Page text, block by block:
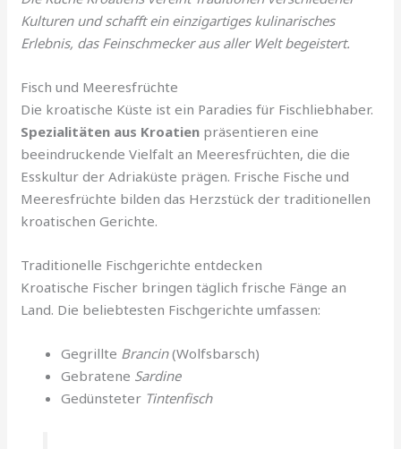
Kulturen und schafft ein einzigartiges kulinarisches
Erlebnis, das Feinschmecker aus aller Welt begeistert.
Fisch und Meeresfrüchte
Die kroatische Küste ist ein Paradies für Fischliebhaber.
Spezialitäten aus Kroatien präsentieren eine
beeindruckende Vielfalt an Meeresfrüchten, die die
Esskultur der Adriaküste prägen. Frische Fische und
Meeresfrüchte bilden das Herzstück der traditionellen
kroatischen Gerichte.
Traditionelle Fischgerichte entdecken
Kroatische Fischer bringen täglich frische Fänge an
Land. Die beliebtesten Fischgerichte umfassen:
Gegrillte Brancin(Wolfsbarsch)
Gebratene Sardine
Gedünsteter Tintenfisch